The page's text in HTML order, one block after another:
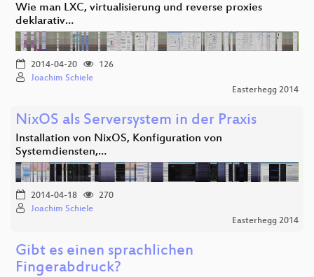
Wie man LXC, virtualisierung und reverse proxies
deklarativ…
2014-04-20
126
Joachim Schiele
Easterhegg 2014
NixOS als Serversystem in der Praxis
Installation von NixOS, Konfiguration von
Systemdiensten,…
2014-04-18
270
Joachim Schiele
Easterhegg 2014
Gibt es einen sprachlichen
Fingerabdruck?